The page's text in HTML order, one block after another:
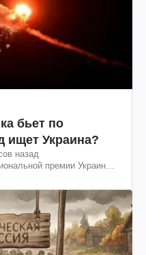
бьет по
ищет Украина?
назад
премии Украины